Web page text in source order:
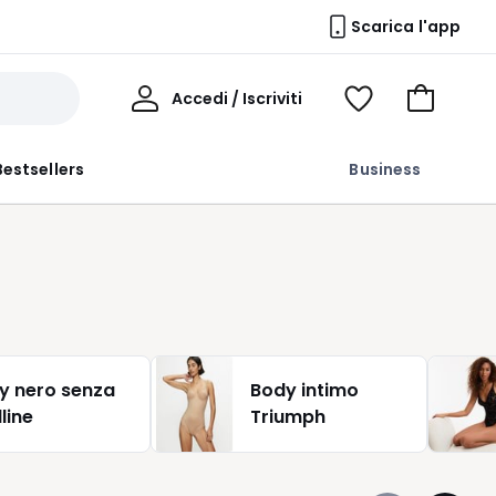
Scarica l'app
Business
Accedi / Iscriviti
Voir
Vai
nero senza
Body intimo
Triumph